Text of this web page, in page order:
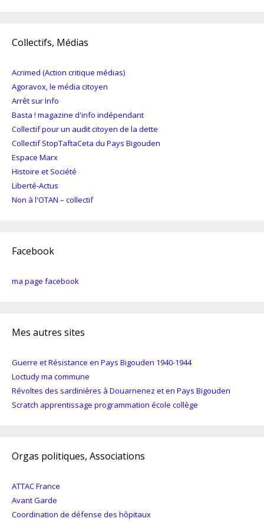
Collectifs, Médias
Acrimed (Action critique médias)
Agoravox, le média citoyen
Arrêt sur Info
Basta ! magazine d'info indépendant
Collectif pour un audit citoyen de la dette
Collectif StopTaftaCeta du Pays Bigouden
Espace Marx
Histoire et Société
Liberté-Actus
Non à l'OTAN – collectif
Facebook
ma page facebook
Mes autres sites
Guerre et Résistance en Pays Bigouden 1940-1944
Loctudy ma commune
Révoltes des sardinières à Douarnenez et en Pays Bigouden
Scratch apprentissage programmation école collège
Orgas politiques, Associations
ATTAC France
Avant Garde
Coordination de défense des hôpitaux